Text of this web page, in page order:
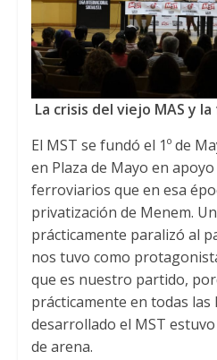
La crisis del viejo MAS y
El MST se fundó el 1º de
en Plaza de Mayo en
ferroviarios que en esa
privatización de Menem.
prácticamente paralizó al
nos tuvo como
que es nuestro partido,
prácticamente en todas las
desarrollado el MST
de arena.